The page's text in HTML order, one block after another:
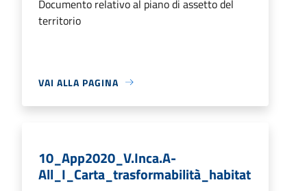
Documento relativo al piano di assetto del
territorio
VAI ALLA PAGINA
10_App2020_V.Inca.A-
All_I_Carta_trasformabilità_habitat